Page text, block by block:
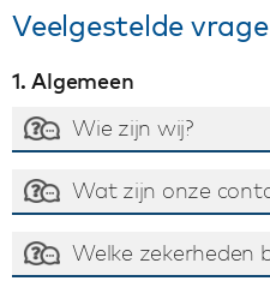
Veelgestelde
1. Algemeen
Wie zijn wij?
Wat zijn onze
Welke zekerheden